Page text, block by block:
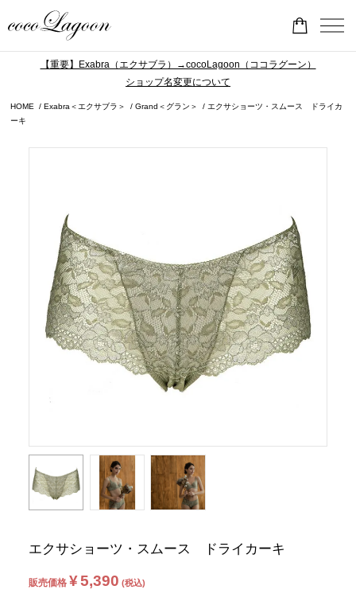
【重要】Exabra（エクサブラ）→cocoLagoon（ココラグーン）
ショップ名変更について
HOME Exabra＜エクサブラ＞ Grand＜グラン＞
エクサショーツ・スムース ドライカ
ーキ
エクサショーツ・スムース ドライカーキ
販売価格 ¥5,390 税込